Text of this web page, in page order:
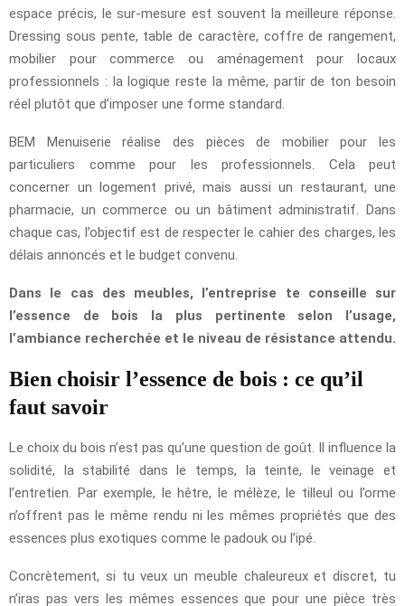
espace précis, le sur-mesure est souvent la meilleure réponse.
Dressing sous pente, table de caractère, coffre de rangement,
mobilier pour commerce ou aménagement pour locaux
professionnels : la logique reste la même, partir de ton besoin
réel plutôt que d’imposer une forme standard.
BEM Menuiserie réalise des pièces de mobilier pour les
particuliers comme pour les professionnels. Cela peut
concerner un logement privé, mais aussi un restaurant, une
pharmacie, un commerce ou un bâtiment administratif. Dans
chaque cas, l’objectif est de respecter le cahier des charges, les
délais annoncés et le budget convenu.
Dans le cas des meubles, l’entreprise te conseille sur
l’essence de bois la plus pertinente selon l’usage,
l’ambiance recherchée et le niveau de résistance attendu.
Bien choisir l’essence de bois : ce qu’il
faut savoir
Le choix du bois n’est pas qu’une question de goût. Il influence la
solidité, la stabilité dans le temps, la teinte, le veinage et
l’entretien. Par exemple, le hêtre, le mélèze, le tilleul ou l’orme
n’offrent pas le même rendu ni les mêmes propriétés que des
essences plus exotiques comme le padouk ou l’ipé.
Concrètement, si tu veux un meuble chaleureux et discret, tu
n’iras pas vers les mêmes essences que pour une pièce très